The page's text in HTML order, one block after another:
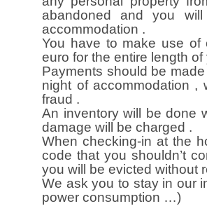
abandoned and you
accommodation .
You have to make use
euro for the entire length of
Payments should be
night of accommodation ,
fraud .
An inventory will be done
damage will be charged .
When checking-in at the
code that you shouldn’t
you will be evicted without
We ask you to stay in our
power consumption …)